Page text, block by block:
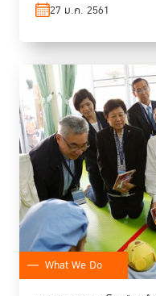
27 ม.ค. 2561
What We Do